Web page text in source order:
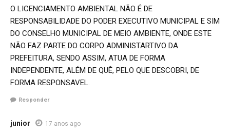
O LICENCIAMENTO AMBIENTAL NÃO É DE
RESPONSABILIDADE DO PODER EXECUTIVO MUNICIPAL E SIM
DO CONSELHO MUNICIPAL DE MEIO AMBIENTE, ONDE ESTE
NÃO FAZ PARTE DO CORPO ADMINISTARTIVO DA
PREFEITURA, SENDO ASSIM, ATUA DE FORMA
INDEPENDENTE, ALÉM DE QUÊ, PELO QUE DESCOBRI, DE
FORMA RESPONSAVEL.
Responder
junior 17 anos ago